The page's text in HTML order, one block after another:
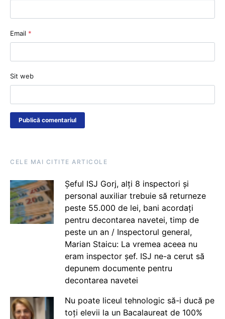
Email *
Sit web
CELE MAI CITITE ARTICOLE
Șeful ISJ Gorj, alți 8 inspectori și
personal auxiliar trebuie să returneze
peste 55.000 de lei, bani acordați
pentru decontarea navetei, timp de
peste un an / Inspectorul general,
Marian Staicu: La vremea aceea nu
eram inspector șef. ISJ ne-a cerut să
depunem documente pentru
decontarea navetei
Nu poate liceul tehnologic să-i ducă pe
toți elevii la un Bacalaureat de 100%